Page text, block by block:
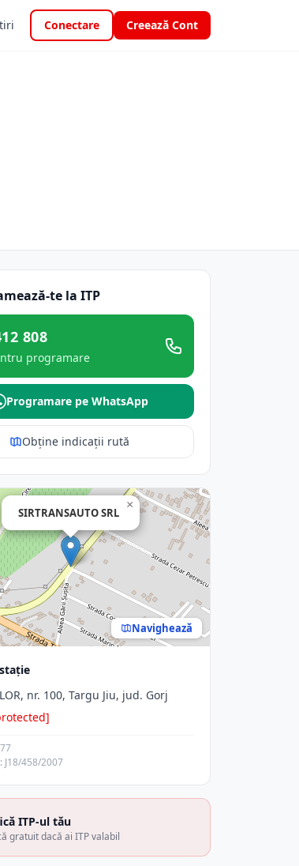
Conectare Creează Cont
te la ITP
808
programare
Programare pe WhatsApp
Obține indicații rută
SIRTRANSAUTO SRL
×
Navighează
nr. 100, Targu Jiu, jud. Gorj
J18/458/2007
ITP-ul tău
gratuit dacă ai ITP valabil